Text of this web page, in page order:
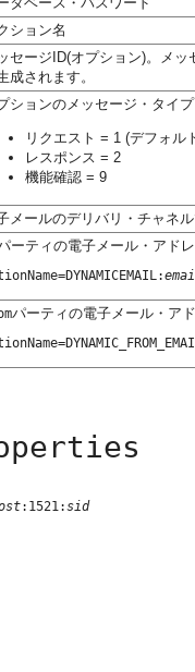
ション名
セージID(オプション)。メ
成されます。
ションのメッセージ・タイ
リクエスト = 1 (デフォル
レスポンス = 2
機能確認 = 9
メールのデリバリ・チャネ
ーティの電子メール・アド
パーティの電子メール・ア
:1521:sid